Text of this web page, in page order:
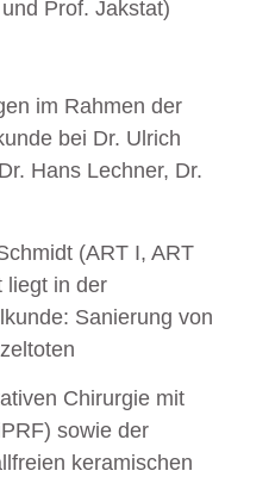
Prof. Jakstat)
im Rahmen der
bei Dr. Ulrich
Hans Lechner, Dr.
(ART I, ART
liegt in der
Sanierung von
Chirurgie mit
sowie der
keramischen